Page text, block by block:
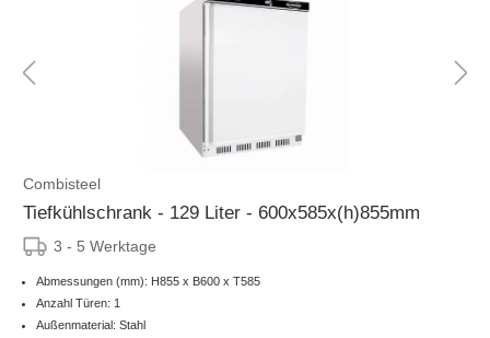
Combisteel
Tiefkühlschrank - 129 Liter - 600x585x(h)855mm
3 - 5 Werktage
Abmessungen (mm): H855 x B600 x T585
Anzahl Türen: 1
Außenmaterial: Stahl